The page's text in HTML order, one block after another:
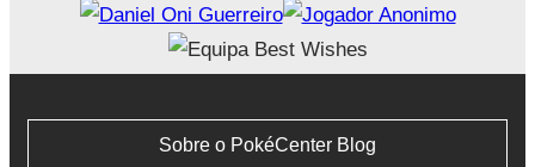
Sobre o PokéCenter Blog